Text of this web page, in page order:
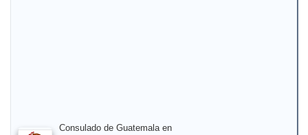
Consulado de Guatemala en